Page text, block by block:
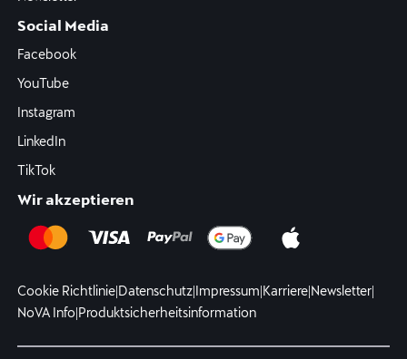
Social Media
Facebook
YouTube
Instagram
LinkedIn
TikTok
Wir akzeptieren
Cookie Richtlinie|Datenschutz|Impressum|Karriere|Newsletter|
NoVA Info|Produktsicherheitsinformation